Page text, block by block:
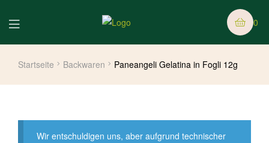
0
Startseite Backwaren Paneangeli Gelatina in Fogli 12g
Wir entschuldigen uns, aber aufgrund technischer